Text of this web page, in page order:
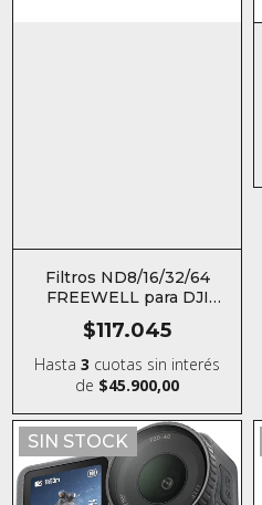
Filtros ND8/16/32/64
FREEWELL para DJI
Osmo Action 6
$117.045
Hasta3 cuotas sin interés
de $45.900,00
SIN STOCK